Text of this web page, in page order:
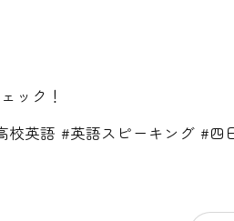
ック！
英語 #英語スピーキング #